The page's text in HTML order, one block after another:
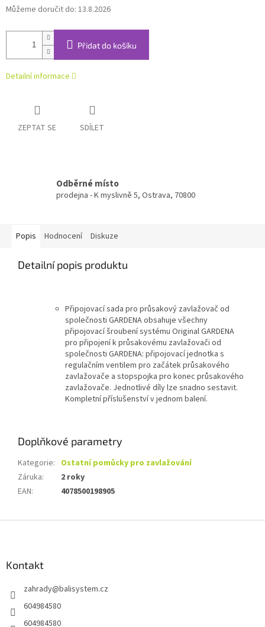
Můžeme doručit do: 13.8.2026
Přidat do košíku
Detailní informace
ZEPTAT SE SDÍLET
Odběrné místo
prodejna - K myslivně 5, Ostrava, 70800
Popis Hodnocení Diskuze
Detailní popis produktu
Připojovací sada pro průsakový zavlažovač od
společnosti GARDENA obsahuje všechny
připojovací šroubení systému Original GARDENA
pro připojení k průsakovému zavlažovači od
společnosti GARDENA: připojovací jednotka s
regulačním ventilem pro začátek průsakového
zavlažovače a stopspojka pro konec průsakového
zavlažovače. Jednotlivé díly lze snadno sestavit.
Kompletní příslušenství v jednom balení.
Doplňkové parametry
Kategorie: Ostatní pomůcky pro zavlažování
Záruka:
2 roky
EAN: 4078500198905
Kontakt
zahrady@balisystem.cz
604984580
604984580